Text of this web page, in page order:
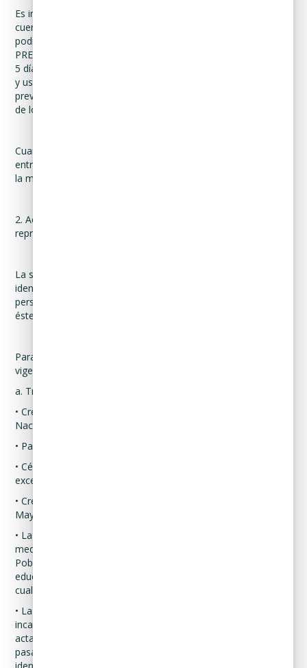
Es importante que tome en cuenta que, si la solicitud no
cuenta con la información antes descrita, el responsable
podrá solicitar la información faltante por medio de una
PREVENCIÓN, la cual se deberá emitir en un plazo máximo de
5 días hábiles contados a partir de la recepción de la solicitud,
y usted tendrá 10 días hábiles, después de recibir la
prevención, para proporcionar la información requerida, pues
de lo contrario se tendrá como no presentada su solicitud.
Cuando presente su solicitud, el responsable le deberá
entregar un ACUSE en el que conste la fecha de recepción de
la misma.
2. Acreditar la identidad del titular y, en su caso, la de su
representante, así como la personalidad de este último.
La solicitud se deberá acompañar de copia simple de una
identificación oficial de usted como titular de los datos
personales, así como de su representante, en caso de que
éste sea quien presente la solicitud.
Para este efecto, se tendrán como identificaciones oficiales
vigentes:
a. Tratándose de mexicanos por nacimiento o naturalizados.
• Credencial para votar vigente, expedida por el Instituto
Nacional Electoral (antes Instituto Federal Electoral).
• Pasaporte vigente.
• Cédula profesional vigente con fotografía. Quedan
exceptuadas las cédulas profesionales electrónicas.
• Credencial del Instituto Nacional de las Personas Adultas
Mayores vigente.
• La identidad de los menores de edad se podrá acreditar
mediante su acta de nacimiento, Clave Única de Registro de
Población, credenciales expedidas por instituciones
educativas o instituciones de seguridad social, pasaporte, o
cualquier otro documento oficial utilizado para tal fin.
• La identidad de personas en estado de interdicción o
incapacidad declarada por ley se podrá acreditar mediante su
acta de nacimiento, Clave Única de Registro de Población,
pasaporte vigente o cualquier otro documento o